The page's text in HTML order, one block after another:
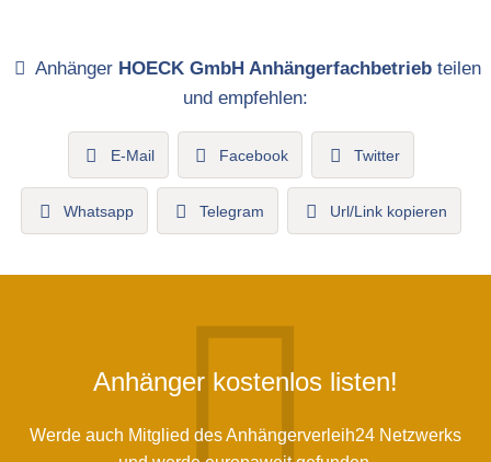
Anhänger HOECK GmbH Anhängerfachbetriebteilen
und empfehlen:
E-Mail Facebook Twitter
Whatsapp Telegram Url/Link kopieren
Anhänger kostenlos listen!
Werde auch Mitglied des Anhängerverleih24 Netzwerks